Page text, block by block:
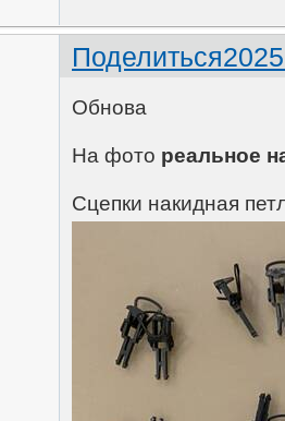
Поделиться
Обнова
На фото реальное
Сцепки накидная